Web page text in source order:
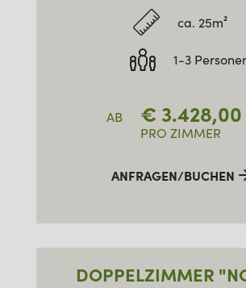
ca. 25m²
1-3
AB € 3.428,00
PRO ZIMMER
ANFRAGEN/BUCHEN
DOPPELZIMMER